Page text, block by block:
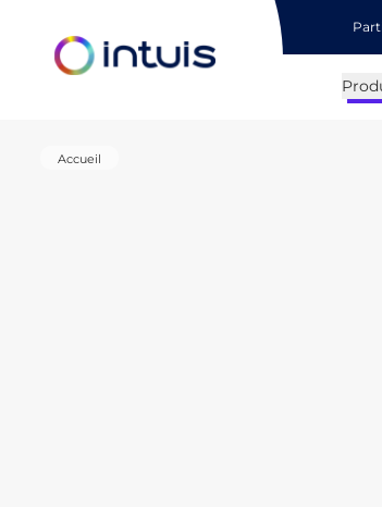
menu
Accueil